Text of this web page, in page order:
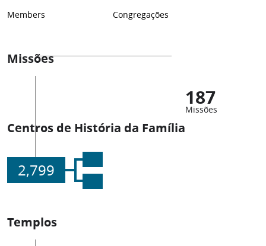
Members Congregações
Missões
187
Missões
Centros de História da Família
2,799
Templos